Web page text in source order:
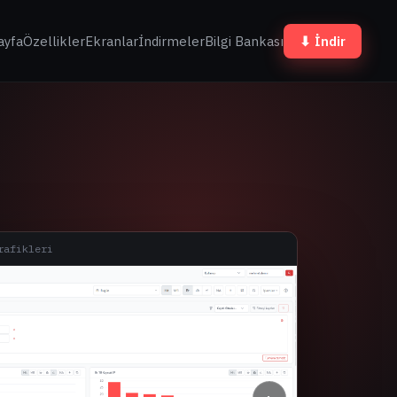
ÖzelliklerEkranlarİndirmelerBilgi Bankası ⬇ İndir